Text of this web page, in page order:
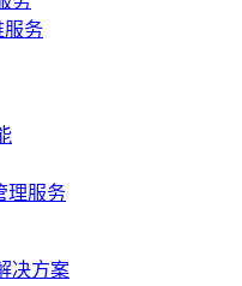
服务
理服务
决方案